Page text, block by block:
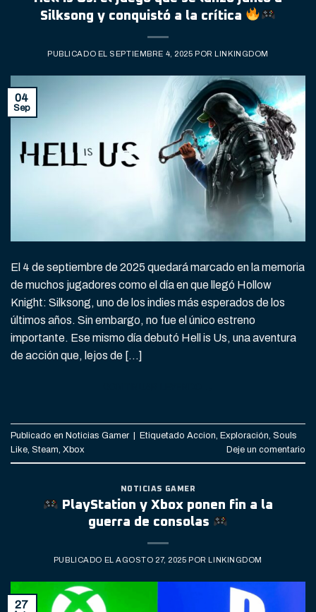
Silksong y conquistó a la crítica
PUBLICADO EL SEPTIEMBRE 4, 2025 POR LINKINGDOM
04
Sep
El 4 de septiembre de 2025 quedará marcado en la memoria
de muchos jugadores como el día en que llegó Hollow
Knight: Silksong, uno de los indies más esperados de los
últimos años. Sin embargo, no fue el único estreno
importante. Ese mismo día debutó Hell is Us, una aventura
de acción que, lejos de […]
Publicado en Noticias Gamer Etiquetado Accion, Exploración, Souls
Like, Steam, Xbox Deje un comentario
NOTICIAS GAMER
PlayStation y Xbox ponen fin a la
guerra de consolas
PUBLICADO ELAGOSTO 27, 2025 POR LINKINGDOM
27